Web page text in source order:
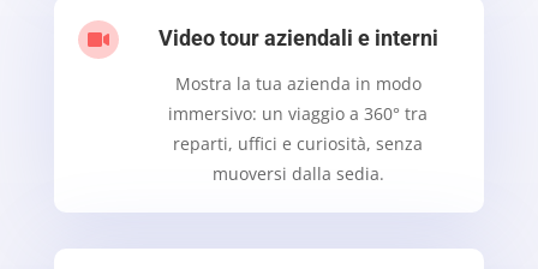
 Video tour aziendali e interni
Mostra la tua azienda in modo
immersivo: un viaggio a 360° tra
reparti, uffici e curiosità, senza
muoversi dalla sedia.